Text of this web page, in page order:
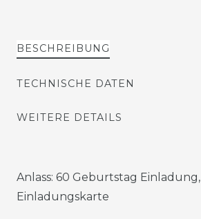
BESCHREIBUNG
TECHNISCHE DATEN
WEITERE DETAILS
Anlass: 60 Geburtstag Einladung,
Einladungskarte